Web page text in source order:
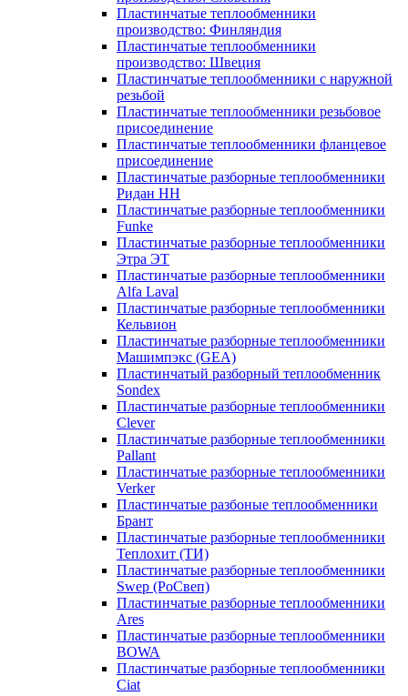
Пластинчатые теплообменники
производство: Финляндия
Пластинчатые теплообменники
производство: Швеция
Пластинчатые теплообменники с наружной
резьбой
Пластинчатые теплообменники резьбовое
присоединение
Пластинчатые теплообменники фланцевое
присоединение
Пластинчатые разборные теплообменники
Ридан НН
Пластинчатые разборные теплообменники
Funke
Пластинчатые разборные теплообменники
Этра ЭТ
Пластинчатые разборные теплообменники
Alfa Laval
Пластинчатые разборные теплообменники
Кельвион
Пластинчатые разборные теплообменники
Машимпэкс (GEA)
Пластинчатый разборный теплообменник
Sondex
Пластинчатые разборные теплообменники
Clever
Пластинчатые разборные теплообменники
Pallant
Пластинчатые разборные теплообменники
Verker
Пластинчатые разбоные теплообменники
Брант
Пластинчатые разборные теплообменники
Теплохит (ТИ)
Пластинчатые разборные теплообменники
Swep (РоСвеп)
Пластинчатые разборные теплообменники
Ares
Пластинчатые разборные теплообменники
BOWA
Пластинчатые разборные теплообменники
Ciat